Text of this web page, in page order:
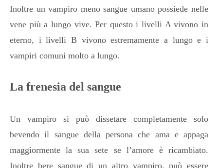
Inoltre un vampiro meno sangue umano possiede nelle
vene più a lungo vive. Per questo i livelli A vivono in
eterno, i livelli B vivono estremamente a lungo e i
vampiri comuni molto a lungo.
La frenesia del sangue
Un vampiro si può dissetare completamente solo
bevendo il sangue della persona che ama e appaga
maggiormente la sua sete se l’amore è ricambiato.
Inoltre bere sangue di un altro vampiro, può essere